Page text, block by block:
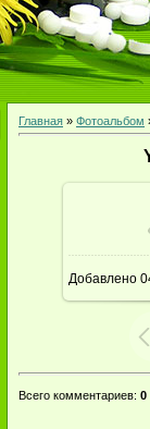
Главная » Фотоальбом
В
Добавлено
Всего комментариев: 0